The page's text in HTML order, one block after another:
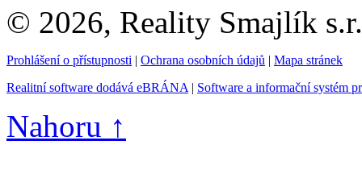
© 2026, Reality Smajlík
Prohlášení o přístupnosti | Ochrana osobních údajů | Mapa stránek
Realitní software dodává eBRÁNA| Software a informační systém
Nahoru ↑